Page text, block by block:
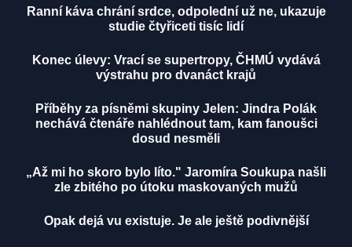
Ranní káva chrání srdce, odpolední už ne, ukazuje
studie čtyřiceti tisíc lidí
Konec úlevy: Vrací se supertropy, ČHMÚ vydává
výstrahu pro dvanáct krajů
Příběhy za písněmi skupiny Jelen: Jindra Polák
nechává čtenáře nahlédnout tam, kam fanoušci
dosud nesměli
„Až mi ho skoro bylo líto." Jaromíra Soukupa našli
zle zbitého po útoku maskovaných mužů
Opak dejá vu existuje. Je ale ještě podivnější